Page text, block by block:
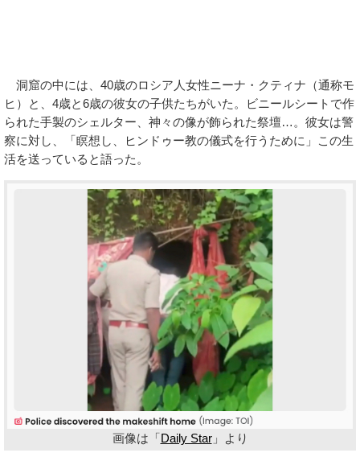
洞窟の中には、40歳のロシア人女性ニーナ・クティナ（通称モ
ヒ）と、4歳と6歳の彼女の子供たちがいた。ビニールシートで作
られた手製のシェルター、神々の像が飾られた祭壇…。彼女は警
察に対し、「瞑想し、ヒンドゥー教の儀式を行うために」この生
活を送っていると語った。
画像は「Daily Star」より